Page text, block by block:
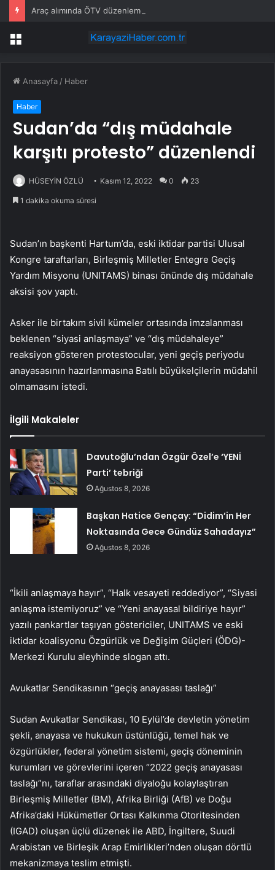
Menü
Anasayfa / Haber
Haber
Sudan’da “dış müdahale
karşıtı protesto” düzenlendi
HÜSEYİN ÖZLÜ Kasım 12, 2022 0 23
1 dakika okuma süresi
Sudan’ın başkenti Hartum’da, eski iktidar partisi Ulusal
Kongre taraftarları, Birleşmiş Milletler Entegre Geçiş
Yardım Misyonu (UNITAMS) binası önünde dış müdahale
aksisi şov yaptı.
Asker ile birtakım sivil kümeler ortasında imzalanması
beklenen “siyasi anlaşmaya” ve “dış müdahaleye”
reaksiyon gösteren protestocular, yeni geçiş periyodu
anayasasının hazırlanmasına Batılı büyükelçilerin müdahil
olmamasını istedi.
İlgili Makaleler
Davutoğlu’ndan Özgür Özel’e ‘YENİ
Parti’ tebriği
Ağustos 8, 2026
Başkan Hatice Gençay: “Didim’in Her
Noktasında Gece Gündüz Sahadayız”
Ağustos 8, 2026
“İkili anlaşmaya hayır”, “Halk vesayeti reddediyor”, “Siyasi
anlaşma istemiyoruz” ve “Yeni anayasal bildiriye hayır”
yazılı pankartlar taşıyan göstericiler, UNITAMS ve eski
iktidar koalisyonu Özgürlük ve Değişim Güçleri (ÖDG)-
Merkezi Kurulu aleyhinde slogan attı.
Avukatlar Sendikasının “geçiş anayasası taslağı”
Sudan Avukatlar Sendikası, 10 Eylül’de devletin yönetim
şekli, anayasa ve hukukun üstünlüğü, temel hak ve
özgürlükler, federal yönetim sistemi, geçiş döneminin
kurumları ve görevlerini içeren “2022 geçiş anayasası
taslağı”nı, taraflar arasındaki diyaloğu kolaylaştıran
Birleşmiş Milletler (BM), Afrika Birliği (AfB) ve Doğu
Afrika’daki Hükümetler Ortası Kalkınma Otoritesinden
(IGAD) oluşan üçlü düzenek ile ABD, İngiltere, Suudi
Arabistan ve Birleşik Arap Emirlikleri’nden oluşan dörtlü
mekanizmaya teslim etmişti.